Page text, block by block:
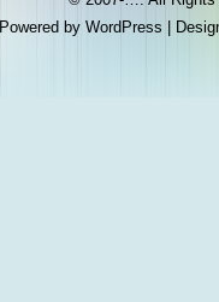
Powered by WordPress |